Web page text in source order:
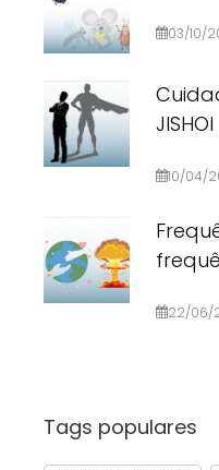
03/10/
JISHOI
10/04/
22/06/
Tags populares